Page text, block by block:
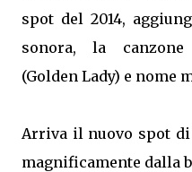
spot del 2014,
sonora, la canzone
(Golden Lady) e nome
Arriva il nuovo spot
magnificamente dalla